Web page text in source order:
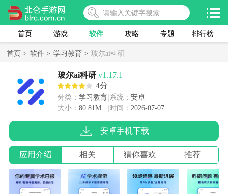
首页 游戏 软件 攻略 专题 排行榜
首页 > 软件 > 学习教育 > 玻尔ai科研
玻尔ai科研 v1.17.1
4分
分类： 学习教育 系统： 安卓
大小： 80.81M 时间： 2026-07-07
安卓手机下载
应用介绍 相关 猜你喜欢 推荐